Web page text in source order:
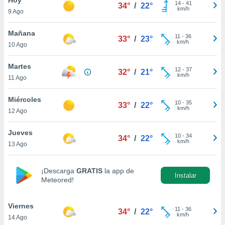
en
más
nuestra
de
aceptar
de
9 Ago
34° / 22° 14- 41
km/h
Mañana
10 Ago
33° / 23° 11 - 36
km/h
Martes
11 Ago
32° / 21° 12- 37
km/h
Miércoles
12 Ago
33° / 22° 10- 35
km/h
Jueves
13 Ago
34° / 22° 10- 34
km/h
¡Descarga GRATIS la app de
Meteored!
Instalar
Viernes
14 Ago
34° / 22° 11 - 36
km/h